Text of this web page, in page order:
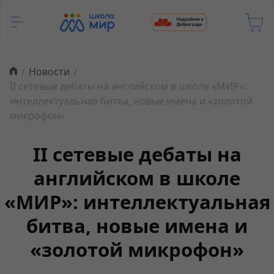
Новости
II сетевые дебаты на английском в школе «МИР»:
интеллектуальная битва, новые имена и «золотой
микрофон»
II сетевые дебаты на
английском в школе
«МИР»: интеллектуальная
битва, новые имена и
«золотой микрофон»